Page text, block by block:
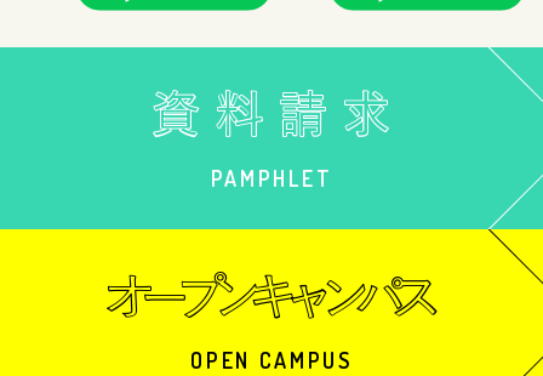
PAMPHLET
OPEN CAMPUS